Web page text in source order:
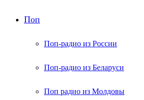
Поп
Поп-радио из России
Поп-радио из Беларуси
Поп радио из Молдовы